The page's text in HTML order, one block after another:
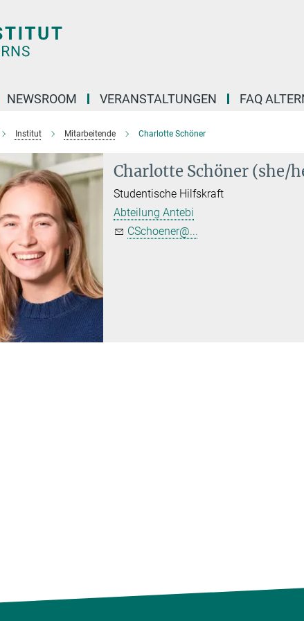
NEWSROOM VERANSTALTUNGEN FAQ
Institut Mitarbeitende Charlotte Schöner
Charlotte Schöner (she/
Studentische Hilfskraft
Abteilung Antebi
CSchoener@...